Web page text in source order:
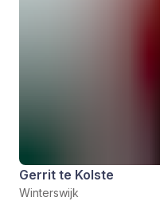
Gerrit te Kolste
Winterswijk